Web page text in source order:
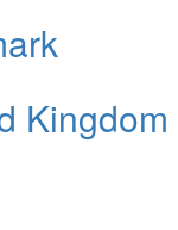
Kingdom